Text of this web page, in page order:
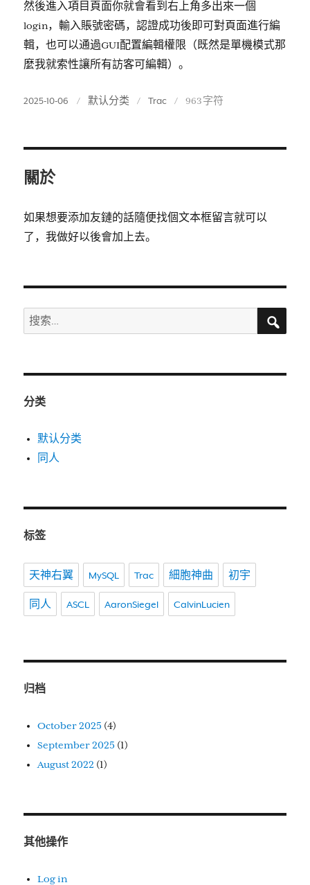
然後進入項目頁面你就會看到右上角多出來一個
login，輸入賬號密碼，認證成功後即可對頁面進行編
輯，也可以通過GUI配置編輯權限（既然是單機模式那
麼我就索性讓所有訪客可編輯）。
Posted
2025-10-06
分
默认分类
标
Trac
字
计
963 字符
關於
如果想要添加友鏈的話隨便找個文本框留言就可以
了，我做好以後會加上去。
搜
索：
分类
默认分类
同人
标签
天神右翼 MySQL Trac 細胞神曲 初宇
同人 ASCL AaronSiegel CalvinLucien
归档
October 2025 (4)
September 2025 (1)
August 2022 (1)
其他操作
Log in